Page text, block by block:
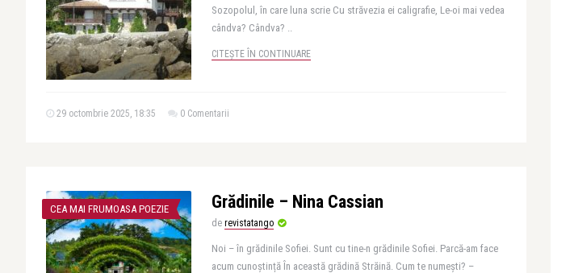
Sozopolul, în care luna scrie Cu străvezia ei caligrafie, Le-oi mai vedea
cândva? Cândva? ..
CITEȘTE ÎN CONTINUARE
29 octombrie 2025, 18:35 0 Comentarii
CEA MAI FRUMOASA POEZIE Grădinile – Nina Cassian
de revistatango
Noi – în grădinile Sofiei. Sunt cu tine-n grădinile Sofiei. Parcă-am face
acum cunoștință În această grădină Străină. Cum te numești? –